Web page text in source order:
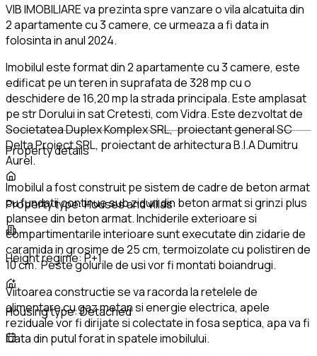
VIB IMOBILIARE va prezinta spre vanzare o vila alcatuita din
2 apartamente cu 3 camere, ce urmeaza a fi data in
folosinta in anul 2024.
Imobilul este format din 2 apartamente cu 3 camere, este
edificat pe un teren in suprafata de 328 mp cu o
deschidere de 16,20 mp la strada principala. Este amplasat
pe str Dorului in sat Cretesti, com Vidra. Este dezvoltat de
Societatea Duplex Komplex SRL, proiectant general SC
Delta Proiect SRL, proiectant de arhitectura B.I.A Dumitru
Aurel.
Imobilul a fost construit pe sistem de cadre de beton armat
cu fundatii continue sub ziduri din beton armat si grinzi plus
plansee din beton armat. Inchiderile exterioare si
compartimentarile interioare sunt executate din zidarie de
caramida in grosime de 25 cm, termoizolate cu polistiren de
10 cm. Peste golurile de usi vor fi montati boiandrugi.
Viitoarea constructie se va racorda la retelele de
alimentare cu gaz metan si energie electrica, apele
reziduale vor fi dirijate si colectate in fosa septica, apa va fi
luata din putul forat in spatele imobilului.
Property details
Property type:Houses and villas
Height regime:P+1
Housing type:Detached